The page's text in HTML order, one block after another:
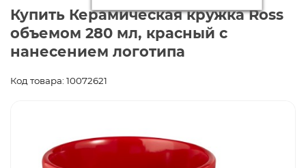
Купить Керамическая кружка Ross
объемом 280 мл, красный с
нанесением логотипа
Код товара: 10072621